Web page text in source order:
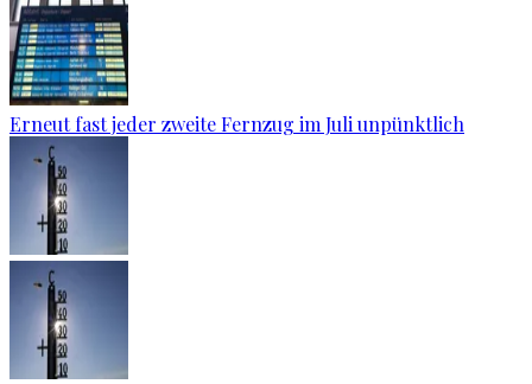
Erneut fast jeder zweite Fernzug im Juli unpünktlich